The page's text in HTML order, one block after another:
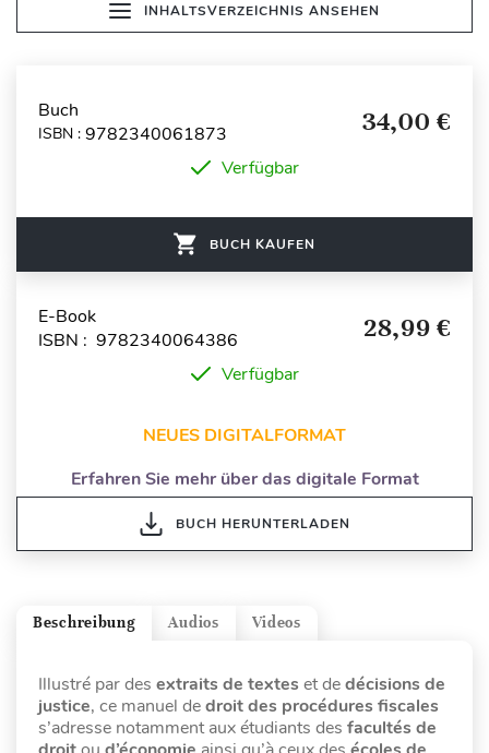
INHALTSVERZEICHNIS ANSEHEN
Buch
ISBN : 9782340061873 34,00 €
Verfügbar
BUCH KAUFEN
E-Book
ISBN : 9782340064386
28,99 €
Verfügbar
NEUES DIGITALFORMAT
Erfahren Sie mehr über das digitale Format
BUCH HERUNTERLADEN
Videos
Audios
Beschreibung
Illustré par des extraits de textes et dedécisions de
justice, ce manuel dedroit des procédures fiscales
s’adresse notamment aux étudiants des facultés de